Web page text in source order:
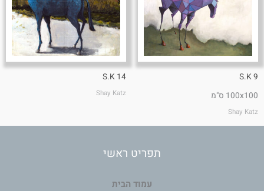
S.K 9
100x100 ס"מ
Shay Katz
S.K 14
Shay Katz
תפריט ראשי
עמוד הבית